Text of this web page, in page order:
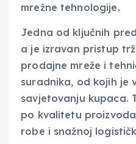
mrežne tehnologije.
Jedna od ključnih
a je izravan pristup
prodajne mreže i
suradnika, od kojih je
savjetovanju kupaca.
po kvalitetu
robe i snažnoj